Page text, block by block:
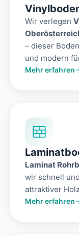
Wir verlegen
– dieser
und modern
Mehr erfahren
Laminat
wir schnell
attraktiver
Mehr erfahren